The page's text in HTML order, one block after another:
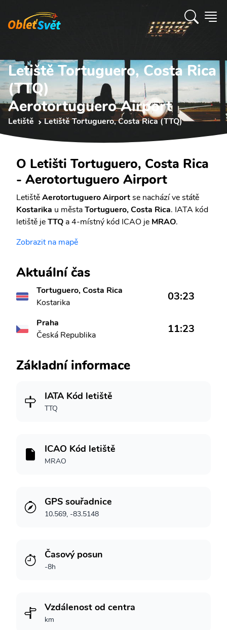
Letiště Tortuguero, Costa Rica
(TTQ)
Aerotortuguero Airport
Letiště Letiště Tortuguero, Costa Rica (TTQ)
O Letišti Tortuguero, Costa Rica
- Aerotortuguero Airport
LetištěAerotortuguero Airportse nachází ve státě
Kostarika u městaTortuguero, Costa Rica. IATA kód
letiště jeTTQ a 4-místný kód ICAO je MRAO.
Zobrazit na mapě
Aktuální čas
Tortuguero, Costa Rica
Kostarika
03:23
Praha
Česká Republika
11:23
Základní informace
IATA Kód letiště
TTQ
ICAO Kód letiště
MRAO
GPS souřadnice
10.569, -83.5148
Časový posun
-8h
Vzdálenost od centra
km